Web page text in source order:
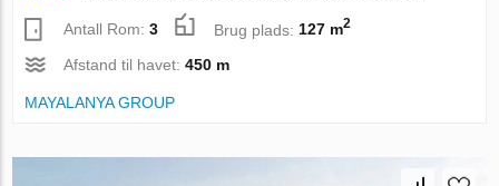
Antall Rom:3 Brug plads:127 m2
Afstand til havet:450 m
MAYALANYA GROUP